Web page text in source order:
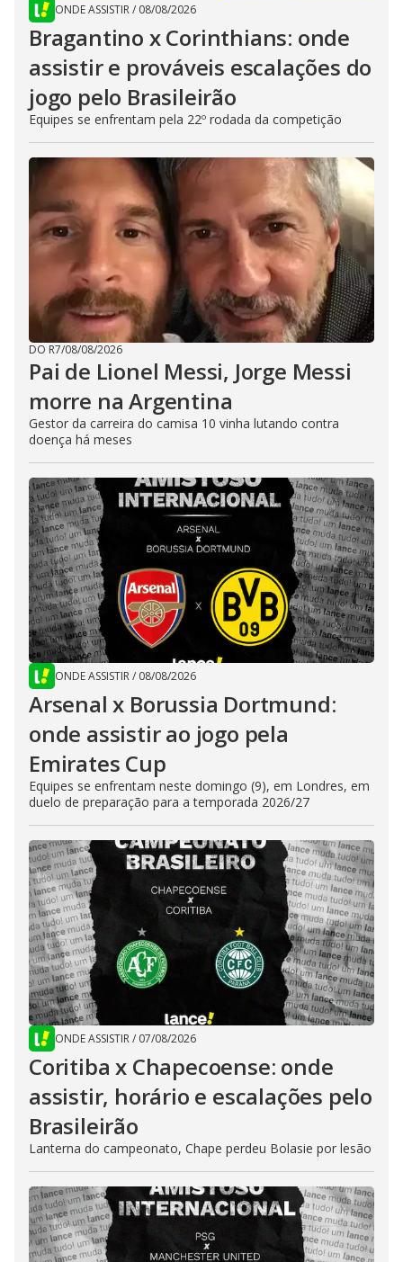
ONDE ASSISTIR/ 08/08/2026
Bragantino x Corinthians: onde
assistir e prováveis escalações do
jogo pelo Brasileirão
Equipes se enfrentam pela 22º rodada da competição
DO R7/08/08/2026
Pai de Lionel Messi, Jorge Messi
morre na Argentina
Gestor da carreira do camisa 10 vinha lutando contra
doença há meses
ONDE ASSISTIR/ 08/08/2026
Arsenal x Borussia Dortmund:
onde assistir ao jogo pela
Emirates Cup
Equipes se enfrentam neste domingo (9), em Londres, em
duelo de preparação para a temporada 2026/27
ONDE ASSISTIR/ 07/08/2026
Coritiba x Chapecoense: onde
assistir, horário e escalações pelo
Brasileirão
Lanterna do campeonato, Chape perdeu Bolasie por lesão